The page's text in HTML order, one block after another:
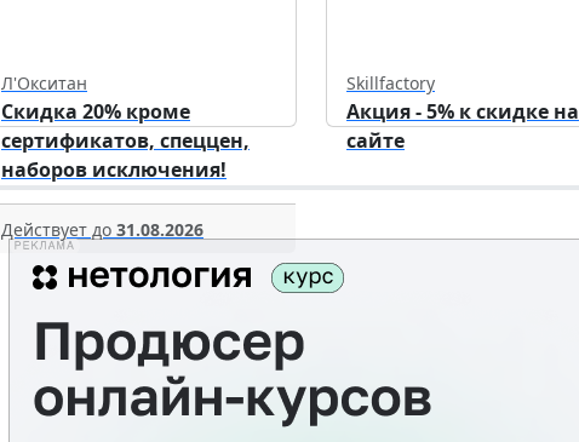
Л'Окситан
Скидка 20% кроме
сертификатов, спеццен,
наборов исключения!
Действует до 31.08.2026
Skillfactory
Акция - 5% к скидке на
сайте